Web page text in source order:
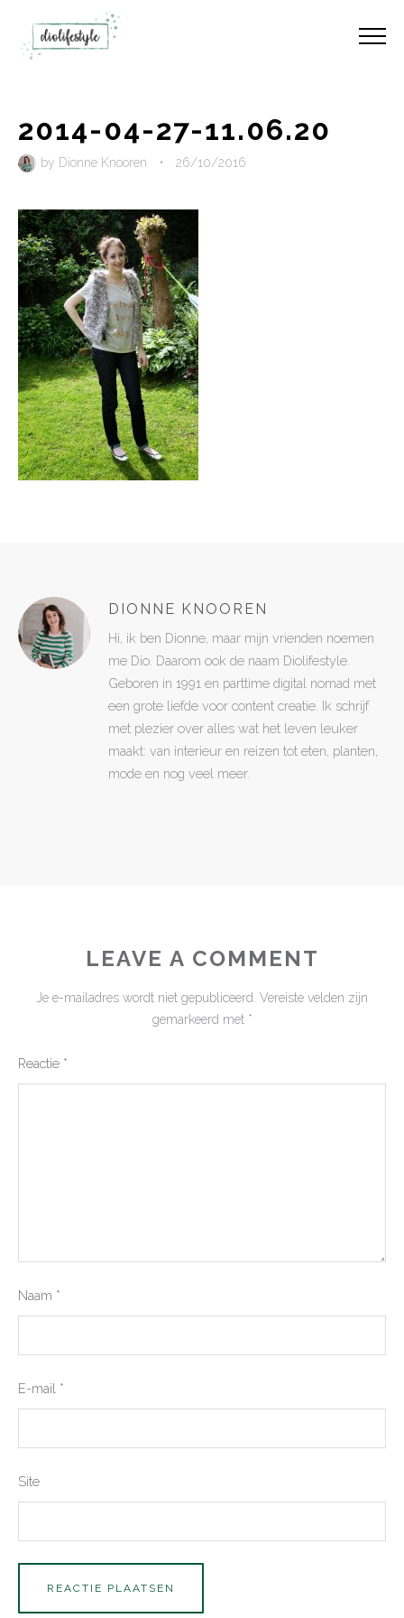
2014-04-27-11.06.20
by Dionne Knooren • 26/10/2016
DIONNE KNOOREN
Hi, ik ben Dionne, maar mijn vrienden noemen
me Dio. Daarom ook de naam Diolifestyle.
Geboren in 1991 en parttime digital nomad met
een grote liefde voor content creatie. Ik schrijf
met plezier over alles wat het leven leuker
maakt: van interieur en reizen tot eten, planten,
mode en nog veel meer.
LEAVE A COMMENT
Je e-mailadres wordt niet gepubliceerd. Vereiste velden zijn
gemarkeerd met *
Reactie *
Naam *
E-mail *
Site